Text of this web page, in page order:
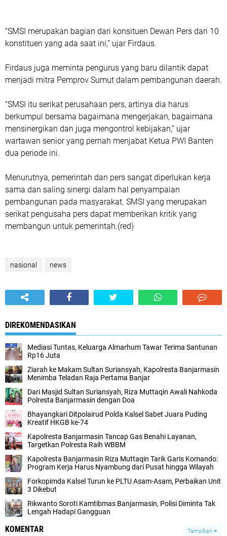
“SMSI merupakan bagian dari konsituen Dewan Pers dari 10
konstituen yang ada saat ini,” ujar Firdaus.
Firdaus juga meminta pengurus yang baru dilantik dapat
menjadi mitra Pemprov Sumut dalam pembangunan daerah.
“SMSI itu serikat perusahaan pers, artinya dia harus
berkumpul bersama bagaimana mengerjakan, bagaimana
mensinergikan dan juga mengontrol kebijakan,” ujar
wartawan senior yang pernah menjabat Ketua PWI Banten
dua periode ini.
Menurutnya, pemerintah dan pers sangat diperlukan kerja
sama dan saling sinergi dalam hal penyampaian
pembangunan pada masyarakat. SMSI yang merupakan
serikat pengusaha pers dapat memberikan kritik yang
membangun untuk pemerintah.(red)
nasional news
DIREKOMENDASIKAN
Mediasi Tuntas, Keluarga Almarhum Tawar Terima Santunan
Rp16 Juta
Ziarah ke Makam Sultan Suriansyah, Kapolresta Banjarmasin
Menimba Teladan Raja Pertama Banjar
Dari Masjid Sultan Suriansyah, Riza Muttaqin Awali Nahkoda
Polresta Banjarmasin dengan Doa
Bhayangkari Ditpolairud Polda Kalsel Sabet Juara Puding
Kreatif HKGB ke-74
Kapolresta Banjarmasin Tancap Gas Benahi Layanan,
Targetkan Polresta Raih WBBM
Kapolresta Banjarmasin Riza Muttaqin Tarik Garis Komando:
Program Kerja Harus Nyambung dari Pusat hingga Wilayah
Forkopimda Kalsel Turun ke PLTU Asam-Asam, Perbaikan Unit
3 Dikebut
Rikwanto Soroti Kamtibmas Banjarmasin, Polisi Diminta Tak
Lengah Hadapi Gangguan
KOMENTAR Tampilkan